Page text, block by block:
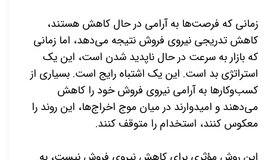
زمانی که فرصت‌ها به آرامی در حال کاهش هستند،
کاهش تدریجی نیروی فروش نتیجه می‌دهد، اما زمانی
که بازار به سرعت در حال ناپدید شدن است، این یک
استراتژی بد است. این یک اشتباه رایج است. بسیاری از
کسبوکارها به آرامی نیروی فروش خود را کاهش
میدهند و امیدوارند در میان موج اخراجها، این روند را
معکوس کنند، استخدام را متوقف کنند.